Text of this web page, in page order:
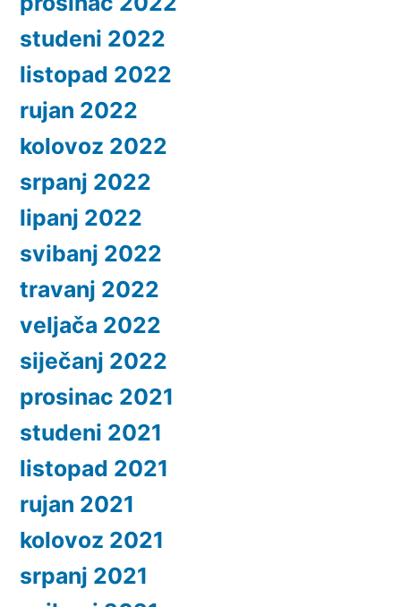
studeni 2022
listopad 2022
rujan 2022
kolovoz 2022
srpanj 2022
lipanj 2022
svibanj 2022
travanj 2022
veljača 2022
siječanj 2022
prosinac 2021
studeni 2021
listopad 2021
rujan 2021
kolovoz 2021
srpanj 2021